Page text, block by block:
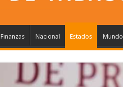
Finanzas Nacional Estados Mundo